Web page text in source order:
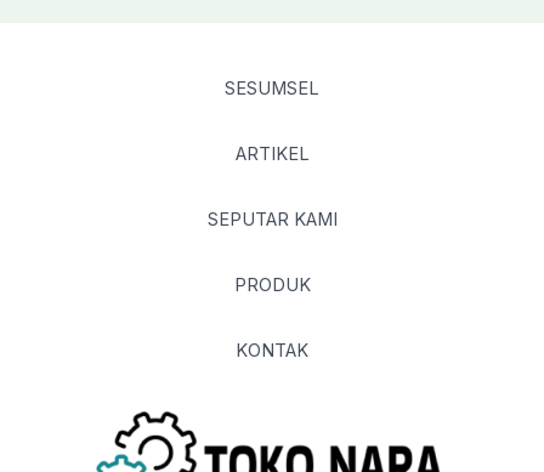
SESUMSEL
ARTIKEL
SEPUTAR KAMI
PRODUK
KONTAK